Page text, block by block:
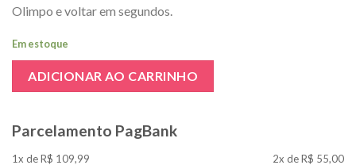
Olimpo e voltar em segundos.
Em estoque
ADICIONAR AO CARRINHO
Parcelamento PagBank
1x de R$ 109,99 2x de R$ 55,00